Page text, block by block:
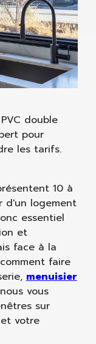
double
pour
les tarifs.
10 à
d'un logement
essentiel
et
face à la
faire
menuisier
vous
sur
votre